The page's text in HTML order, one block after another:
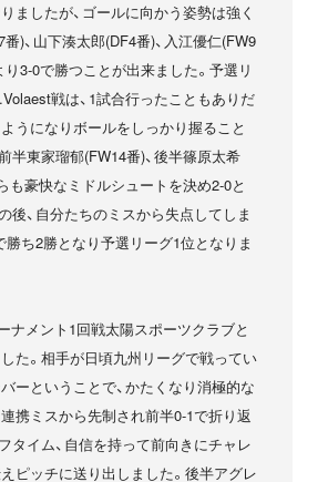
ましたが、ゴールに向かう姿勢は強く
)、山下湊太郎(DF4番)、入江優仁(FW9
3-0で勝つことが出来ました。予選リ
戦は、1試合行ったこともありだ
うになりボールをしっかり握ること
半東家瑠郁(FW14番)、後半篠原太希
も豪快なミドルシュートを決め2-0と
後、自分たちのミスから失点してしま
勝ち2勝となり予選リーグ1位となりま
ナメント1回戦太陽スポーツクラブと
た。相手が日頃九州リーグで戦ってい
ーということで、かたくなり消極的な
携ミスから先制され前半0-1で折り返
タイム、自信を持って前向きにチャレ
ピッチに送り出しました。後半アグレ